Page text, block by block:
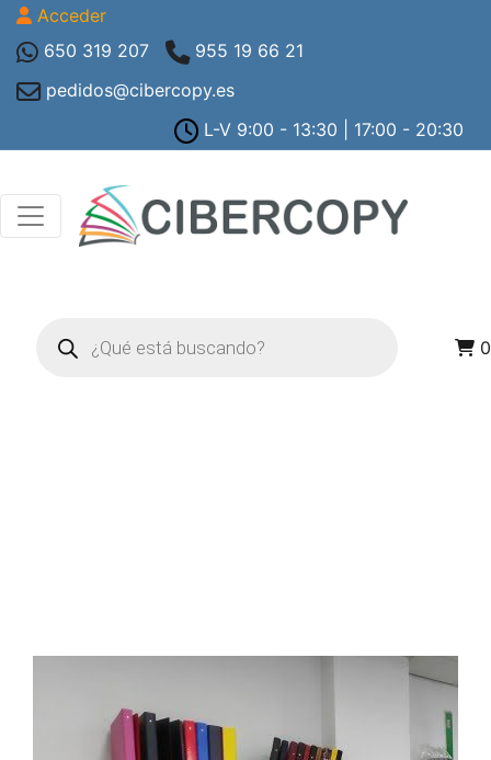
Acceder
650 319 207
955 19 66 21
pedidos@cibercopy.es
L-V 9:00 - 13:30 | 17:00 - 20:30
productos
0